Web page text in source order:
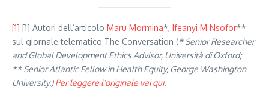
[1] [1] Autori dell’articolo Maru Mormina*, Ifeanyi M Nsofor**
sul giornale telematico The Conversation (* Senior Researcher
and Global Development Ethics Advisor, Università di Oxford;
** Senior Atlantic Fellow in Health Equity, George Washington
University.)Per leggere l’originale vai qui.